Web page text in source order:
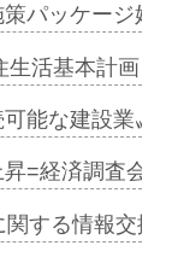
策パッケージ始
生活基本計画を
能な建設業〟
=経済調査会
する情報交換